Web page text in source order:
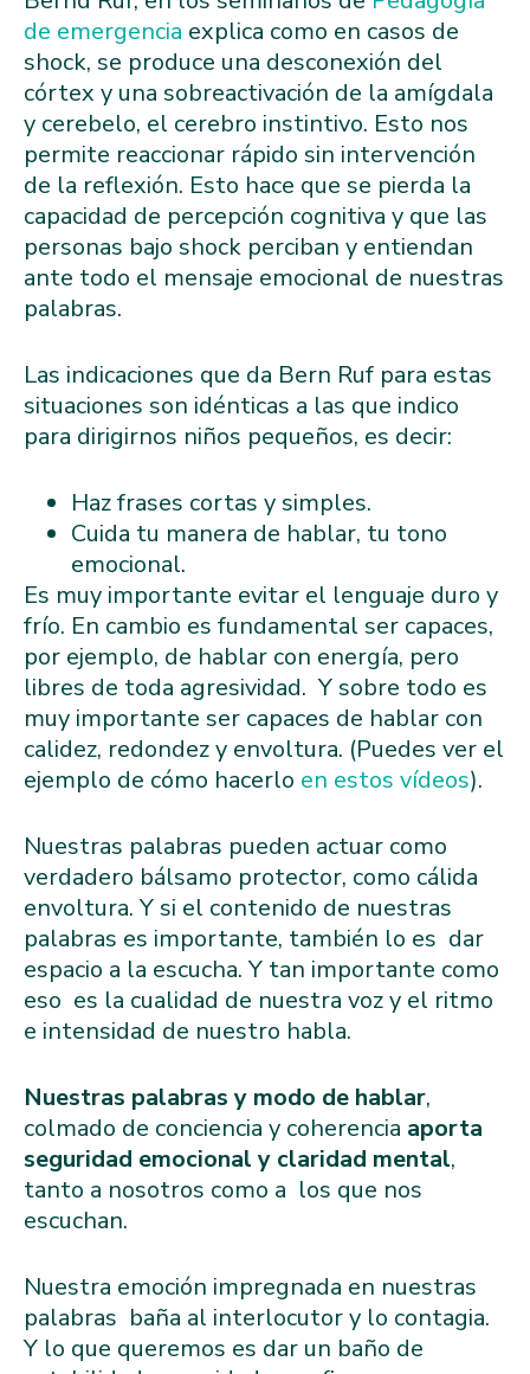
de emergencia explica como en casos de
shock, se produce una desconexión del
córtex y una sobreactivación de la amígdala
y cerebelo, el cerebro instintivo. Esto nos
permite reaccionar rápido sin intervención
de la reflexión. Esto hace que se pierda la
capacidad de percepción cognitiva y que las
personas bajo shock perciban y entiendan
ante todo el mensaje emocional de nuestras
palabras.
Las indicaciones que da Bern Ruf para estas
situaciones son idénticas a las que indico
para dirigirnos niños pequeños, es decir:
Haz frases cortas y simples.
Cuida tu manera de hablar, tu tono
emocional.
Es muy importante evitar el lenguaje duro y
frío. En cambio es fundamental ser capaces,
por ejemplo, de hablar con energía, pero
libres de toda agresividad. Y sobre todo es
muy importante ser capaces de hablar con
calidez, redondez y envoltura. (Puedes ver el
ejemplo de cómo hacerlo en estos vídeos).
Nuestras palabras pueden actuar como
verdadero bálsamo protector, como cálida
envoltura. Y si el contenido de nuestras
palabras es importante, también lo es dar
espacio a la escucha. Y tan importante como
eso es la cualidad de nuestra voz y el ritmo
e intensidad de nuestro habla.
Nuestras palabras y modo de hablar,
colmado de conciencia y coherencia aporta
seguridad emocional y claridad mental,
tanto a nosotros como a los que nos
escuchan.
Nuestra emoción impregnada en nuestras
palabras baña al interlocutor y lo contagia.
Y lo que queremos es dar un baño de